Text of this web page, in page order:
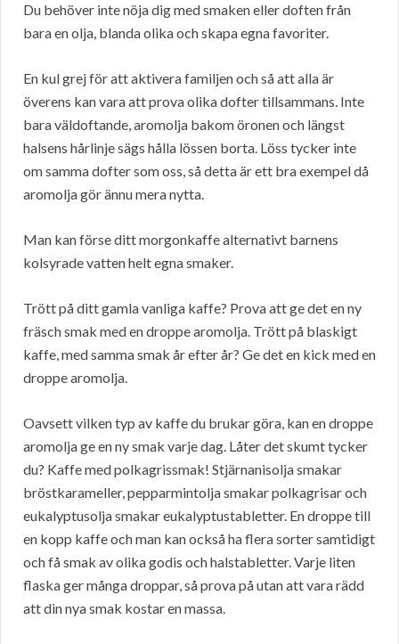
Du behöver inte nöja dig med smaken eller doften från
bara en olja, blanda olika och skapa egna favoriter.
En kul grej för att aktivera familjen och så att alla är
överens kan vara att prova olika dofter tillsammans. Inte
bara väldoftande, aromolja bakom öronen och längst
halsens hårlinje sägs hålla lössen borta. Löss tycker inte
om samma dofter som oss, så detta är ett bra exempel då
aromolja gör ännu mera nytta.
Man kan förse ditt morgonkaffe alternativt barnens
kolsyrade vatten helt egna smaker.
Trött på ditt gamla vanliga kaffe? Prova att ge det en ny
fräsch smak med en droppe aromolja. Trött på blaskigt
kaffe, med samma smak år efter år? Ge det en kick med en
droppe aromolja.
Oavsett vilken typ av kaffe du brukar göra, kan en droppe
aromolja ge en ny smak varje dag. Låter det skumt tycker
du? Kaffe med polkagrissmak! Stjärnanisolja smakar
bröstkarameller, pepparmintolja smakar polkagrisar och
eukalyptusolja smakar eukalyptustabletter. En droppe till
en kopp kaffe och man kan också ha flera sorter samtidigt
och få smak av olika godis och halstabletter. Varje liten
flaska ger många droppar, så prova på utan att vara rädd
att din nya smak kostar en massa.